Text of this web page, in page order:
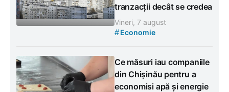
tranzacții decât se credea
Vineri, 7 august
#Economie
Ce măsuri iau companiile
din Chișinău pentru a
economisi apă și energie